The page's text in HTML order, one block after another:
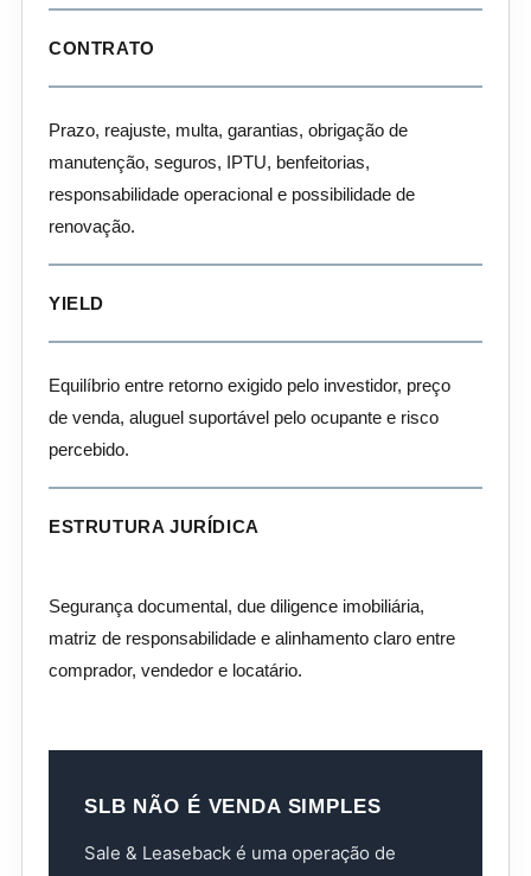
CONTRATO
Prazo, reajuste, multa, garantias, obrigação de
manutenção, seguros, IPTU, benfeitorias,
responsabilidade operacional e possibilidade de
renovação.
YIELD
Equilíbrio entre retorno exigido pelo investidor, preço
de venda, aluguel suportável pelo ocupante e risco
percebido.
ESTRUTURA JURÍDICA
Segurança documental, due diligence imobiliária,
matriz de responsabilidade e alinhamento claro entre
comprador, vendedor e locatário.
SLB NÃO É VENDA SIMPLES
Sale & Leaseback é uma operação de